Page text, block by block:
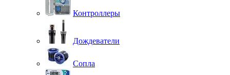
Контроллеры
Дождеватели
Сопла